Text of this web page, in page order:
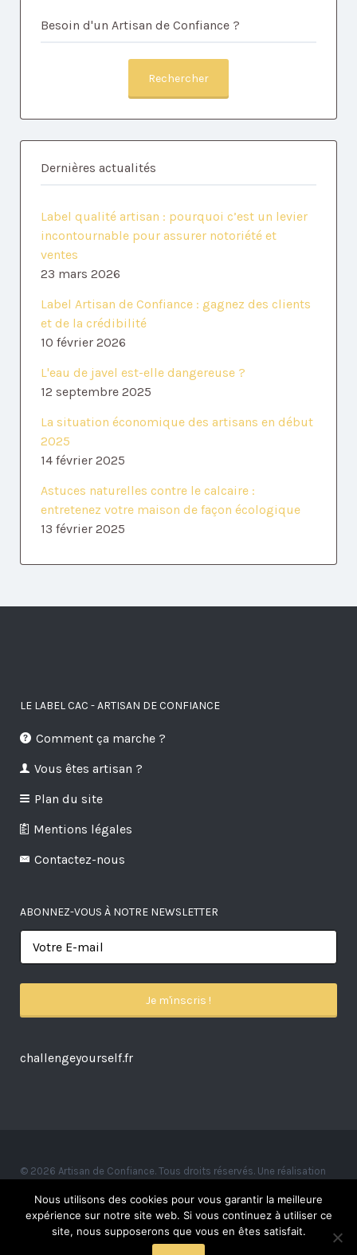
Besoin d'un Artisan de Confiance ?
Rechercher
Dernières actualités
Label qualité artisan : pourquoi c’est un levier
incontournable pour assurer notoriété et
ventes
23 mars 2026
Label Artisan de Confiance : gagnez des clients
et de la crédibilité
10 février 2026
L'eau de javel est-elle dangereuse ?
12 septembre 2025
La situation économique des artisans en début
2025
14 février 2025
Astuces naturelles contre le calcaire :
entretenez votre maison de façon écologique
13 février 2025
LE LABEL CAC - ARTISAN DE CONFIANCE
Comment ça marche ?
Vous êtes artisan ?
Plan du site
Mentions légales
Contactez-nous
ABONNEZ-VOUS À NOTRE NEWSLETTER
challengeyourself.fr
© 2026 Artisan de Confiance. Tous droits réservés. Une réalisation
Nous utilisons des cookies pour vous garantir la meilleure
expérience sur notre site web. Si vous continuez à utiliser ce
site, nous supposerons que vous en êtes satisfait.